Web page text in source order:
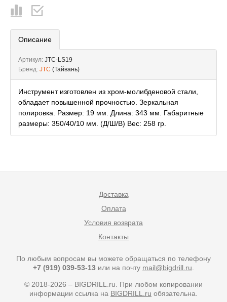
Описание
Артикул: JTC-LS19
Бренд: JTC (Тайвань)
Инструмент изготовлен из хром-молибденовой стали,
обладает повышенной прочностью. Зеркальная
полировка. Размер: 19 мм. Длина: 343 мм. Габаритные
размеры: 350/40/10 мм. (Д/Ш/В) Вес: 258 гр.
Доставка
Оплата
Условия возврата
Контакты
По любым вопросам вы можете обращаться по телефону
+7 (919) 039-53-13 или на почту mail@bigdrill.ru
© 2018-2026 – BIGDRILL.ru. При любом копировании
информации ссылка на BIGDRILL.ru обязательна.